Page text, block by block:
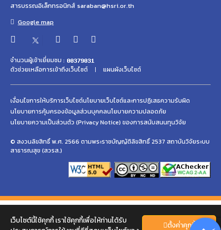
สารบรรณอิเล็กทรอนิกส์ saraban@hsri.or.th
Google map
จำนวนผู้เข้าเยี่ยมชม :
ตัวช่วยเหลือการเข้าถึงเว็บไซต์
แผนผังเว็บไซต์
เงื่อนไขการให้บริการเว็บไซต์นโยบายเว็บไซต์และการปฏิเสธความรับผิด
นโยบายการคุ้มครองข้อมูลส่วนบุคคลนโยบายความปลอดภัย
นโยบายความเป็นส่วนตัว (Privacy Notice) ของการสนับสนนทุนวิจัย
© สงวนลิขสิทธิ์ พ.ศ. 2566 ตามพระราชบัญญัติลิขสิทธิ์ 2537 สถาบันวิจัยระบบ
สาธารณสุข (สวรส.)
เว็บไซต์นี้ใช้คุกกี้ เราใช้คุกกี้เพื่อให้ท่านได้รับ
ตั้งค่่าคุกกี้